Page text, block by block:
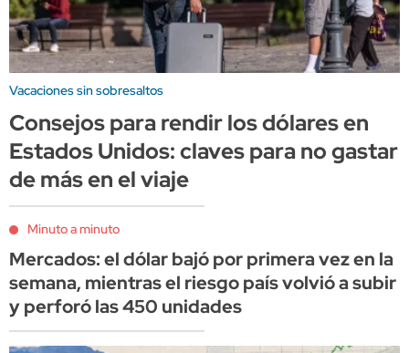
Vacaciones sin sobresaltos
Consejos para rendir los dólares en
Estados Unidos: claves para no gastar
de más en el viaje
Minuto a minuto
Mercados: el dólar bajó por primera vez en la
semana, mientras el riesgo país volvió a subir
y perforó las 450 unidades